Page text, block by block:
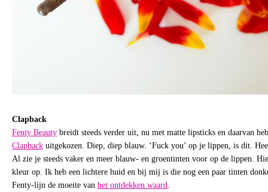
Clapback
Fenty Beauty breidt steeds verder uit, nu met matte lipsticks en daarvan
Clapback uitgekozen. Diep, diep blauw. ‘Fuck you’ op je lippen, is dit.
Al zie je steeds vaker en meer blauw- en groentinten voor op de lippen.
kleur op. Ik heb een lichtere huid en bij mij is die nog een paar tinten
Fenty-lijn de moeite van het ontdekken waard.